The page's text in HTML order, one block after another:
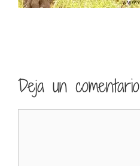
Deja un comentario